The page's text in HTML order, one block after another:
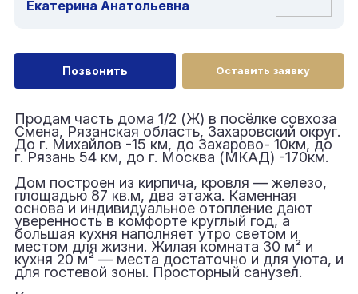
Екатерина Анатольевна
Позвонить Оставить заявку
Продам часть дома 1/2 (Ж) в посёлке совхоза
Смена, Рязанская область, Захаровский округ.
До г. Михайлов -15 км, до Захарово- 10км, до
г. Рязань 54 км, до г. Москва (МКАД) -170км.
Дом построен из кирпича, кровля — железо,
площадью 87 кв.м, два этажа. Каменная
основа и индивидуальное отопление дают
уверенность в комфорте круглый год, а
большая кухня наполняет утро светом и
местом для жизни. Жилая комната 30 м² и
кухня 20 м² — места достаточно и для уюта, и
для гостевой зоны. Просторный санузел.